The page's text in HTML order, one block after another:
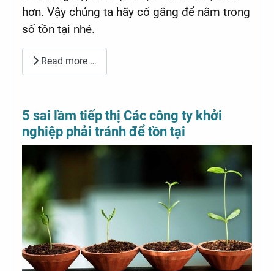
hơn. Vậy chúng ta hãy cố gắng để nằm trong
số tồn tại nhé.
Read more …
5 sai lầm tiếp thị Các công ty khởi
nghiệp phải tránh để tồn tại